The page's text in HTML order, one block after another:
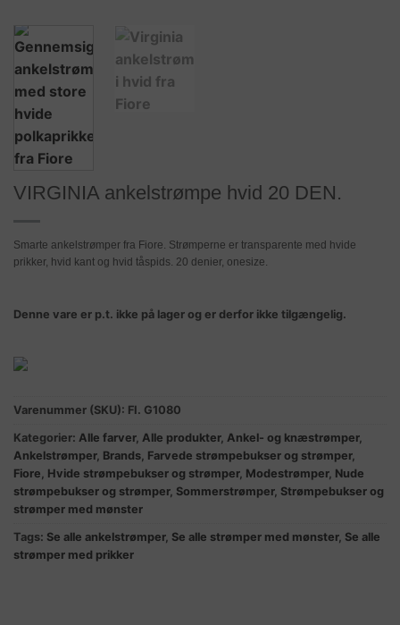
VIRGINIA ankelstrømpe hvid 20 DEN.
Smarte ankelstrømper fra Fiore. Strømperne er transparente med hvide
prikker, hvid kant og hvid tåspids. 20 denier, onesize.
Denne vare er p.t. ikke på lager og er derfor ikke tilgængelig.
Varenummer (SKU): FI. G1080
Kategorier: Alle farver, Alle produkter, Ankel- og knæstrømper,
Ankelstrømper, Brands, Farvede strømpebukser og strømper,
Fiore, Hvide strømpebukser og strømper, Modestrømper, Nude
strømpebukser og strømper, Sommerstrømper, Strømpebukser og
strømper med mønster
Tags: Se alle ankelstrømper, Se alle strømper med mønster, Se alle
strømper med prikker